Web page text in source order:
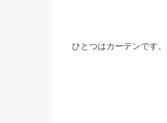
ひとつはカーテンです。